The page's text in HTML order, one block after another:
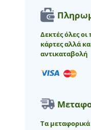
Δεκτές όλες οι
κάρτες αλλά
αντικαταβολή
Τα μεταφορικά